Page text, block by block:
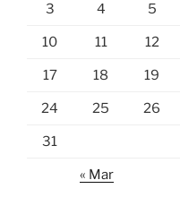
3 4 5
10 11 12
17 18 19
24 25 26
31
« Mar